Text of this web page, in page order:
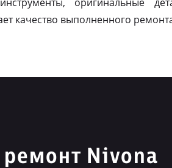
качество выполненного
Nivona